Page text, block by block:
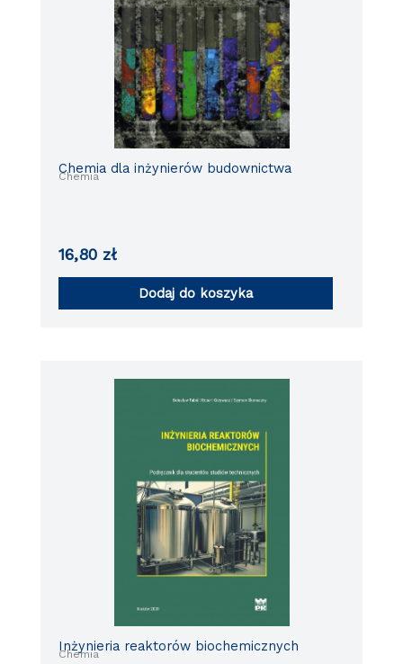
Chemia
Chemia dla inżynierów budownictwa
16,80 zł
Dodaj do koszyka
Chemia
Inżynieria reaktorów biochemicznych